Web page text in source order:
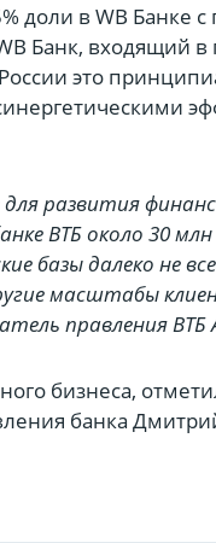
доли в WB Банке
Банк, входящий в
это
развития
ВТБ около 30
базы далеко не
масштабы
правления ВТБ
бизнеса,
банка